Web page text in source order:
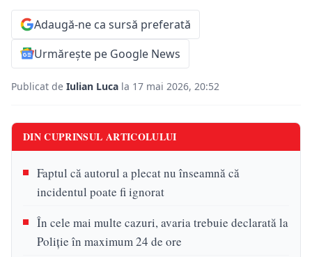
Adaugă-ne ca sursă preferată
Urmărește pe Google News
Publicat de Iulian Luca la 17 mai 2026, 20:52
DIN CUPRINSUL ARTICOLULUI
Faptul că autorul a plecat nu înseamnă că
incidentul poate fi ignorat
În cele mai multe cazuri, avaria trebuie declarată la
Poliție în maximum 24 de ore